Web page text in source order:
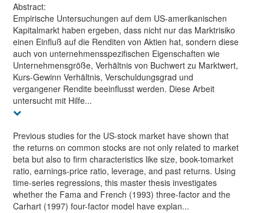
Abstract:
Empirische Untersuchungen auf dem US-amerikanischen
Kapitalmarkt haben ergeben, dass nicht nur das Marktrisiko
einen Einfluß auf die Renditen von Aktien hat, sondern diese
auch von unternehmensspezifischen Eigenschaften wie
Unternehmensgröße, Verhältnis von Buchwert zu Marktwert,
Kurs-Gewinn Verhältnis, Verschuldungsgrad und
vergangener Rendite beeinflusst werden. Diese Arbeit
untersucht mit Hilfe...
Previous studies for the US-stock market have shown that
the returns on common stocks are not only related to market
beta but also to firm characteristics like size, book-tomarket
ratio, earnings-price ratio, leverage, and past returns. Using
time-series regressions, this master thesis investigates
whether the Fama and French (1993) three-factor and the
Carhart (1997) four-factor model have explan...